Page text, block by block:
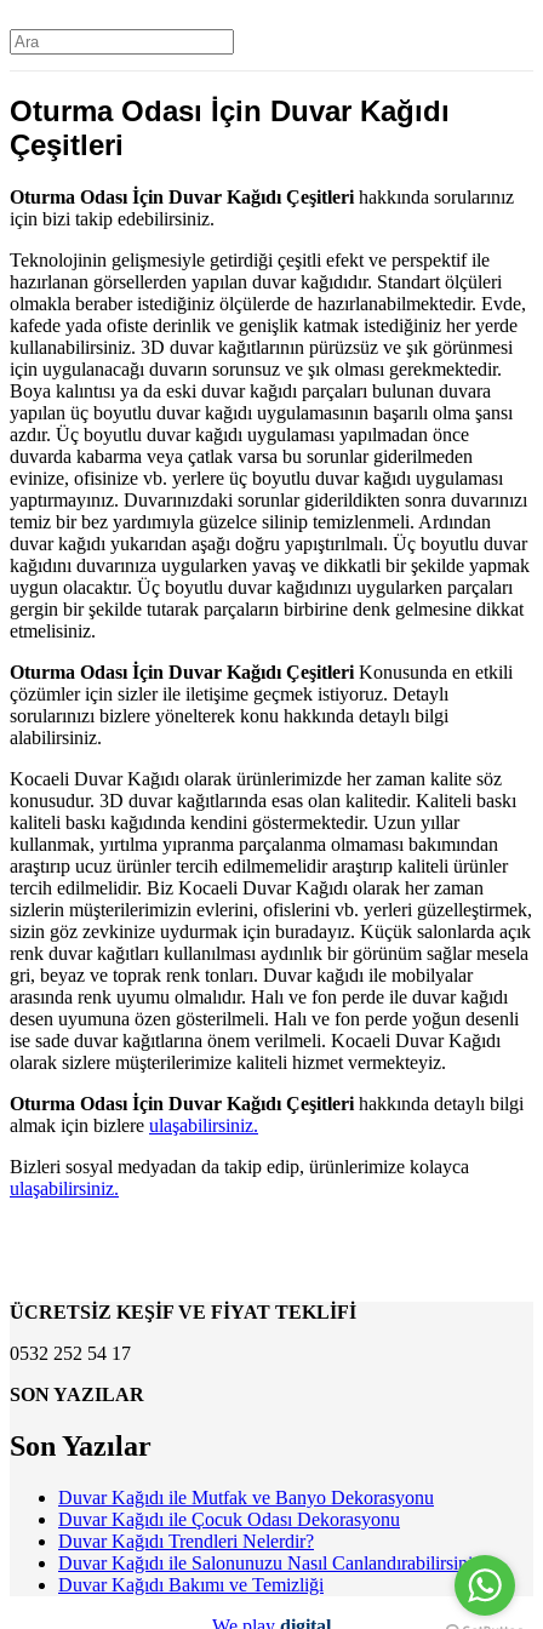
Oturma Odası İçin Duvar Kağıdı
Çeşitleri
Oturma Odası İçin Duvar Kağıdı Çeşitleri hakkında sorularınız
için bizi takip edebilirsiniz.
Teknolojinin gelişmesiyle getirdiği çeşitli efekt ve perspektif ile
hazırlanan görsellerden yapılan duvar kağıdıdır. Standart ölçüleri
olmakla beraber istediğiniz ölçülerde de hazırlanabilmektedir. Evde,
kafede yada ofiste derinlik ve genişlik katmak istediğiniz her yerde
kullanabilirsiniz. 3D duvar kağıtlarının pürüzsüz ve şık görünmesi
için uygulanacağı duvarın sorunsuz ve şık olması gerekmektedir.
Boya kalıntısı ya da eski duvar kağıdı parçaları bulunan duvara
yapılan üç boyutlu duvar kağıdı uygulamasının başarılı olma şansı
azdır. Üç boyutlu duvar kağıdı uygulaması yapılmadan önce
duvarda kabarma veya çatlak varsa bu sorunlar giderilmeden
evinize, ofisinize vb. yerlere üç boyutlu duvar kağıdı uygulaması
yaptırmayınız. Duvarınızdaki sorunlar giderildikten sonra duvarınızı
temiz bir bez yardımıyla güzelce silinip temizlenmeli. Ardından
duvar kağıdı yukarıdan aşağı doğru yapıştırılmalı. Üç boyutlu duvar
kağıdını duvarınıza uygularken yavaş ve dikkatli bir şekilde yapmak
uygun olacaktır. Üç boyutlu duvar kağıdınızı uygularken parçaları
gergin bir şekilde tutarak parçaların birbirine denk gelmesine dikkat
etmelisiniz.
Oturma Odası İçin Duvar Kağıdı Çeşitleri Konusunda en etkili
çözümler için sizler ile iletişime geçmek istiyoruz. Detaylı
sorularınızı bizlere yönelterek konu hakkında detaylı bilgi
alabilirsiniz.
Kocaeli Duvar Kağıdı olarak ürünlerimizde her zaman kalite söz
konusudur. 3D duvar kağıtlarında esas olan kalitedir. Kaliteli baskı
kaliteli baskı kağıdında kendini göstermektedir. Uzun yıllar
kullanmak, yırtılma yıpranma parçalanma olmaması bakımından
araştırıp ucuz ürünler tercih edilmemelidir araştırıp kaliteli ürünler
tercih edilmelidir. Biz Kocaeli Duvar Kağıdı olarak her zaman
sizlerin müşterilerimizin evlerini, ofislerini vb. yerleri güzelleştirmek,
sizin göz zevkinize uydurmak için buradayız. Küçük salonlarda açık
renk duvar kağıtları kullanılması aydınlık bir görünüm sağlar mesela
gri, beyaz ve toprak renk tonları. Duvar kağıdı ile mobilyalar
arasında renk uyumu olmalıdır. Halı ve fon perde ile duvar kağıdı
desen uyumuna özen gösterilmeli. Halı ve fon perde yoğun desenli
ise sade duvar kağıtlarına önem verilmeli. Kocaeli Duvar Kağıdı
olarak sizlere müşterilerimize kaliteli hizmet vermekteyiz.
Oturma Odası İçin Duvar Kağıdı Çeşitleri hakkında detaylı bilgi
almak için bizlere ulaşabilirsiniz.
Bizleri sosyal medyadan da takip edip, ürünlerimize kolayca
ulaşabilirsiniz.
ÜCRETSİZ KEŞİF VE FİYAT TEKLİFİ
0532 252 54 17
SON YAZILAR
Son Yazılar
Duvar Kağıdı ile Mutfak ve Banyo Dekorasyonu
Duvar Kağıdı ile Çocuk Odası Dekorasyonu
Duvar Kağıdı Trendleri Nelerdir?
Duvar Kağıdı ile Salonunuzu Nasıl Canlandırabilirsiniz?
Duvar Kağıdı Bakımı ve Temizliği